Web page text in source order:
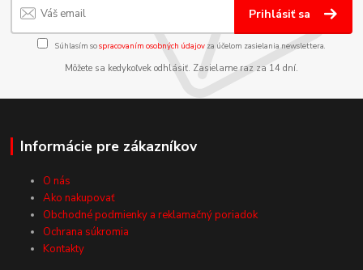
Prihlásiť sa
Súhlasím sospracovaním osobných údajov za účelom zasielania newslettera.
Môžete sa kedykoľvek odhlásiť. Zasielame raz za 14 dní.
Informácie pre zákazníkov
O nás
Ako nakupovať
Obchodné podmienky a reklamačný poriadok
Ochrana súkromia
Kontakty